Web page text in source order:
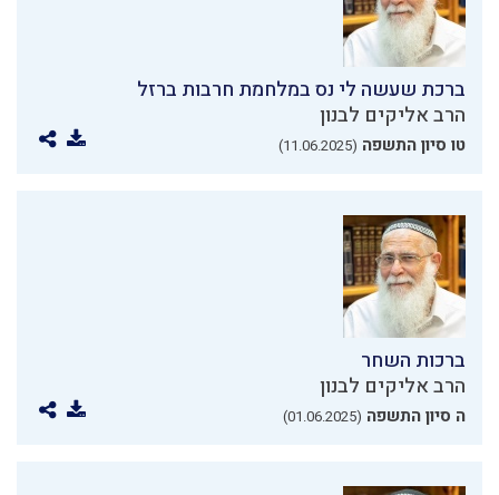
ברכת שעשה לי נס במלחמת חרבות ברזל
הרב אליקים לבנון
טו סיון התשפה (11.06.2025)
ברכות השחר
הרב אליקים לבנון
ה סיון התשפה (01.06.2025)